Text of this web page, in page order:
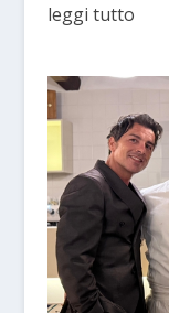
leggi tutto